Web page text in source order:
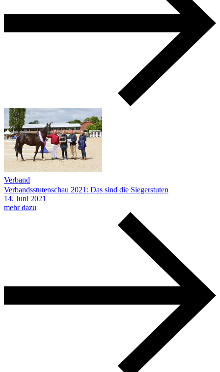
Verband
Verbandsstutenschau 2021: Das sind die Siegerstuten
14. Juni 2021
mehr dazu